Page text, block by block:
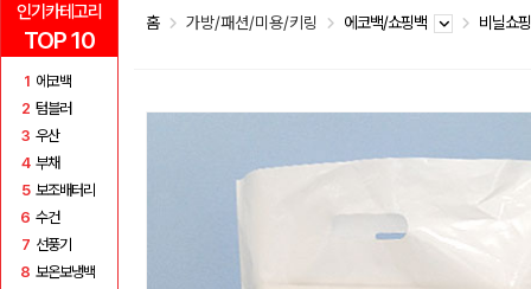
인기카테고리
TOP 10
1 에코백
2 텀블러
3 우산
4 부채
5 보조배터리
6 수건
7 선풍기
8 보온보냉백
홈 가방/패션/미용/키링 에코백/쇼핑백 비닐쇼